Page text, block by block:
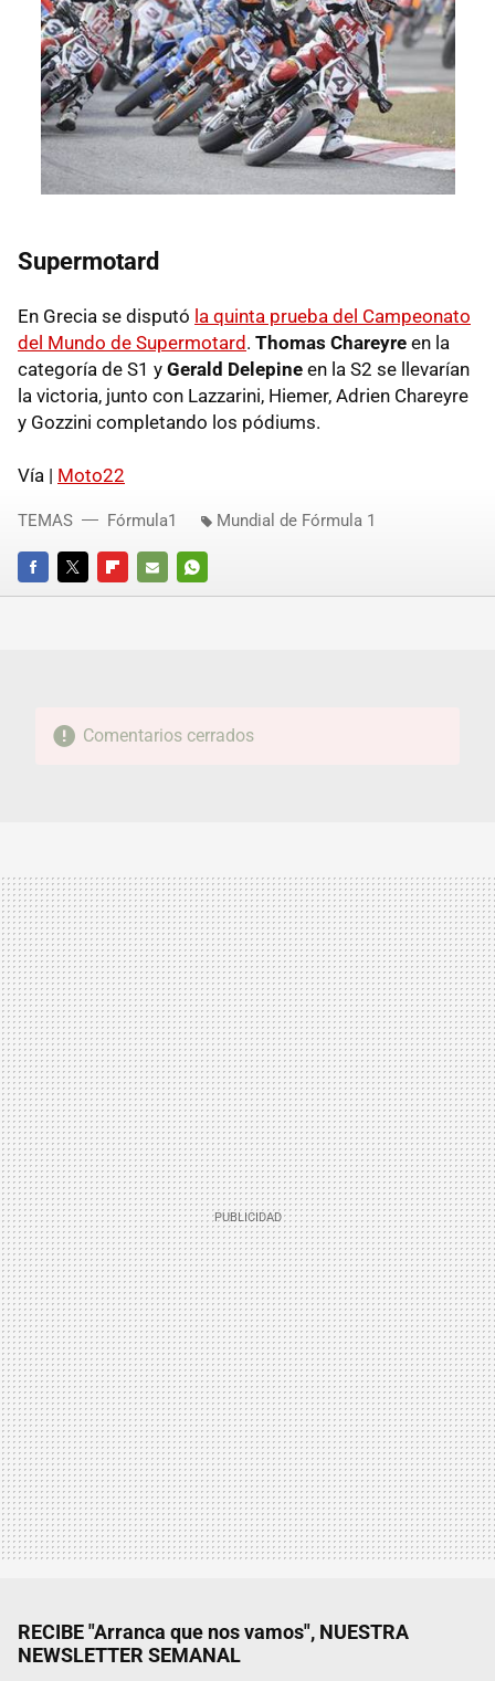
Supermotard
En Grecia se disputó la quinta prueba del Campeonato
del Mundo de Supermotard . Thomas Chareyre en la
categoría de S1 y Gerald Delepine en la S2 se llevarían
la victoria, junto con Lazzarini, Hiemer, Adrien Chareyre
y Gozzini completando los pódiums.
Vía | Moto22
FACEBOOKTWITTERFLIPBOARD
E-
WHATSAPP
TEMAS Fórmula1 Mundial de Fórmula 1
Comentarios cerrados
RECIBE "Arranca que nos vamos", NUESTRA
NEWSLETTER SEMANAL